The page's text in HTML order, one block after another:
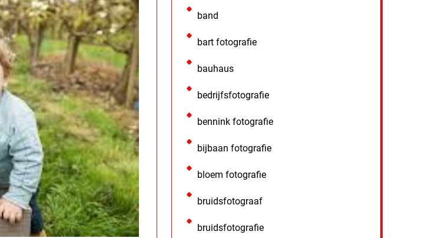
band
bart fotografie
bauhaus
bedrijfsfotografie
bennink fotografie
bijbaan fotografie
bloem fotografie
bruidsfotograaf
bruidsfotografie